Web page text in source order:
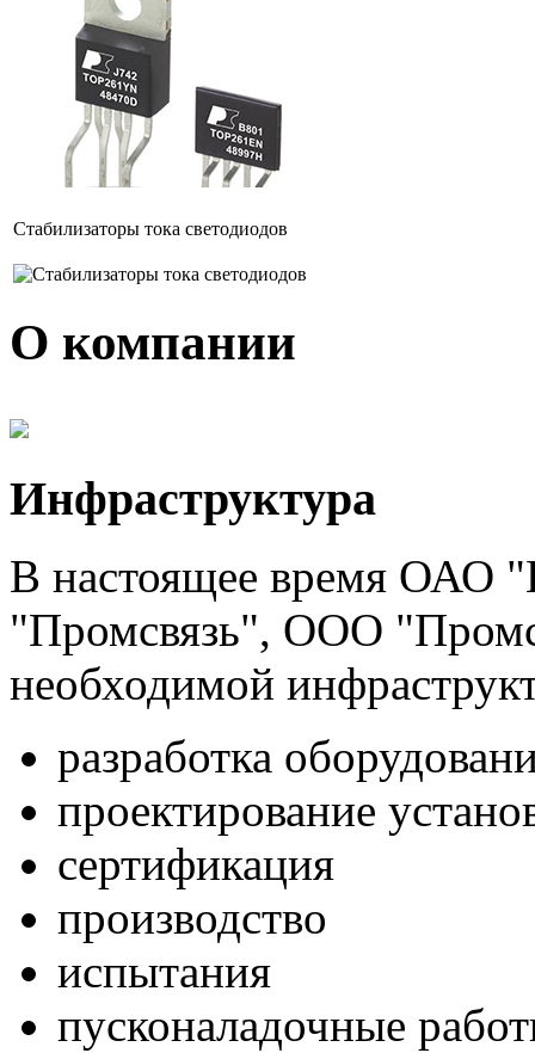
Стабилизаторы тока светодиодов
О компании
Инфраструктура
В настоящее время ОАО
"Промсвязь", ООО
необходимой
разработка
проектирование
сертификация
производство
испытания
пусконаладочные